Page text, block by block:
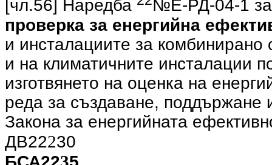
[чл.56] Наредба
№Е-РД-04-1 за
проверка за енергийна
и инсталациите за
и на климатичните инсталации
изготвянето на оценка на
реда за създаване, поддържане
Закона за енергийната
ДВ22230
3